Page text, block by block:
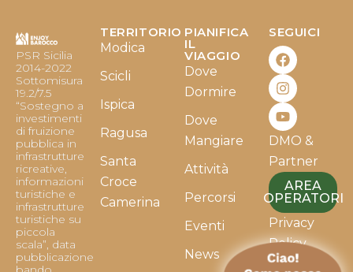
PSR Sicilia
2014-2022
Sottomisura
19.2/7.5
“Sostegno a
investimenti
di fruizione
pubblica in
infrastrutture
ricreative,
informazioni
turistiche e
infrastrutture
turistiche su
piccola
scala”, data
pubblicazione
TERRITORIO
Modica
Scicli
Ispica
Ragusa
Santa
Croce
Camerina
PIANIFICA
IL
VIAGGIO
Dove
Dormire
Dove
Mangiare
Attività
Percorsi
Eventi
News
SEGUICI
F
a
c
e
b
o
o
k
I
n
s
t
a
g
r
a
m
Y
o
u
t
u
b
e
DMO &
Partner
AREA
OPERATORI
Privacy
Policy